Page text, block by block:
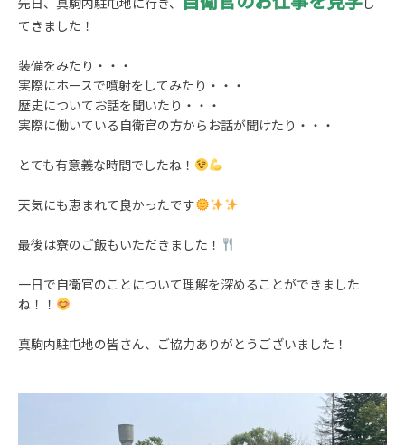
てきました！
装備をみたり・・・
実際にホースで噴射をしてみたり・・・
歴史についてお話を聞いたり・・・
実際に働いている自衛官の方からお話が聞けたり・・・
とても有意義な時間でしたね！
天気にも恵まれて良かったです
最後は寮のご飯もいただきました！
一日で自衛官のことについて理解を深めることができました
ね！！
真駒内駐屯地の皆さん、ご協力ありがとうございました！